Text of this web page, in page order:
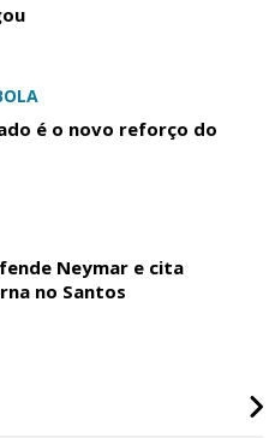
é o novo reforço do
Neymar e cita
no Santos